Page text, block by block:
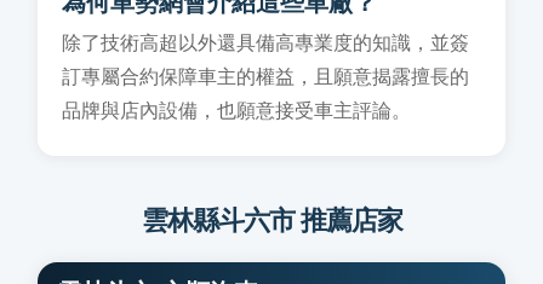
除了技術高超以外還具備高專業度的知識，並簽
訂專屬合約保障車主的權益，且願意揭露擅長的
品牌與店內設備，也願意接受車主評論。
雲林縣斗六市 推薦店家